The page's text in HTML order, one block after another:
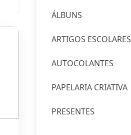
ÁLBUNS
ARTIGOS ESCOLARES
AUTOCOLANTES
PAPELARIA CRIATIVA
PRESENTES